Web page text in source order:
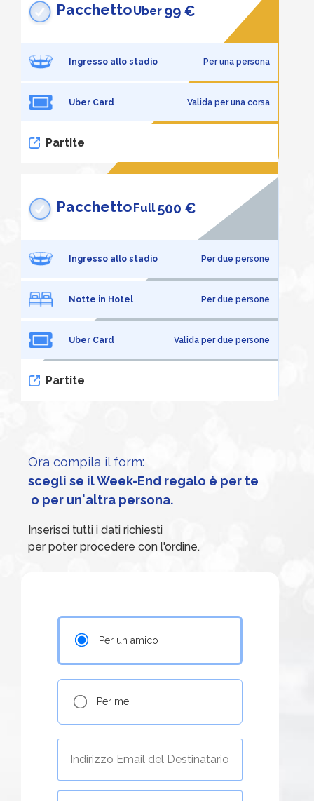
PacchettoUber 99 €
Ingresso allo stadio Per una persona
Uber Card Valida per una corsa
Partite
PacchettoFull500 €
Ingresso allo stadio Per due persone
Notte in Hotel Per due persone
Uber Card Valida per due persone
Partite
Ora compila il form:
scegli se il Week-End regalo è per te
o per un'altra persona.
Inserisci tutti i dati richiesti
per poter procedere con l'ordine.
Per un amico
Per me